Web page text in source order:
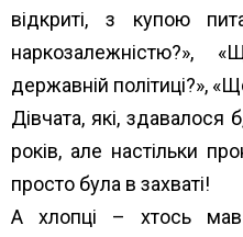
відкриті, з купою
державній політиці?»,
Дівчата, які, здавалося
років, але настільки
просто була в захваті!
А хлопці – хтось